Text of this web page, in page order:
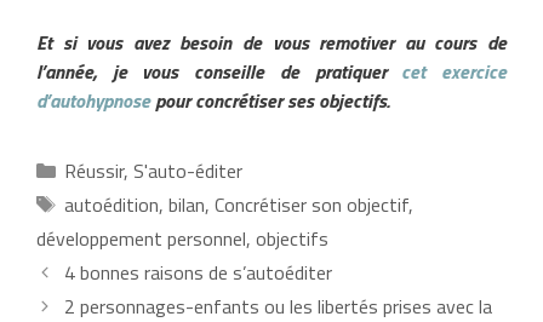
Et si vous avez besoin de vous remotiver au cours de
l’année, je vous conseille de pratiquer cet exercice
d’autohypnosepour concrétiser ses objectifs.
Catégories
Réussir, S'auto-éditer
Étiquettes
autoédition, bilan, Concrétiser son objectif,
développement personnel, objectifs
4 bonnes raisons de s’autoéditer
2 personnages-enfants ou les libertés prises avec la